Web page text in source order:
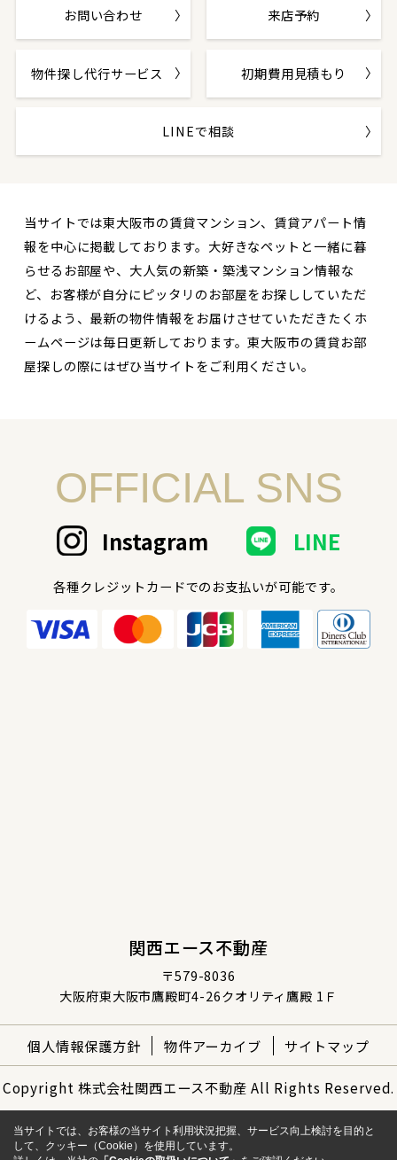
お問い合わせ 来店予約
物件探し代行サービス 初期費用見積もり
LINEで相談
当サイトでは東大阪市の賃貸マンション、賃貸アパート情
報を中心に掲載しております。大好きなペットと一緒に暮
らせるお部屋や、大人気の新築・築浅マンション情報な
ど、お客様が自分にピッタリのお部屋をお探ししていただ
けるよう、最新の物件情報をお届けさせていただきたくホ
ームページは毎日更新しております。東大阪市の賃貸お部
屋探しの際にはぜひ当サイトをご利用ください。
OFFICIAL SNS
Instagram LINE
各種クレジットカードでのお支払いが可能です。
関西エース不動産
〒579-8036
大阪府東大阪市鷹殿町4-26クオリティ鷹殿 1Ｆ
個人情報保護方針 物件アーカイブ サイトマップ
Copyright 株式会社関西エース不動産 All Rights Reserved.
当サイトでは、お客様の当サイト利用状況把握、サービス向上検討を目的と
して、クッキー（Cookie）を使用しています。